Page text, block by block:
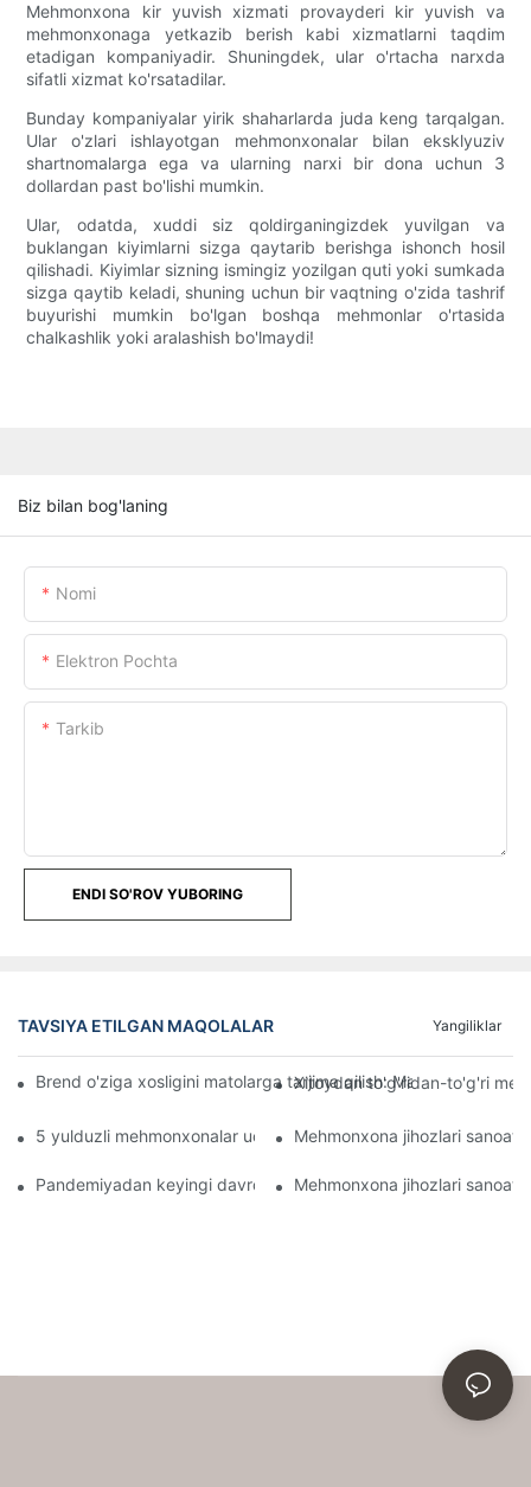
Mehmonxona kir yuvish xizmati provayderi kir yuvish va
mehmonxonaga yetkazib berish kabi xizmatlarni taqdim
etadigan kompaniyadir. Shuningdek, ular o'rtacha narxda
sifatli xizmat ko'rsatadilar.
Bunday kompaniyalar yirik shaharlarda juda keng tarqalgan.
Ular o'zlari ishlayotgan mehmonxonalar bilan eksklyuziv
shartnomalarga ega va ularning narxi bir dona uchun 3
dollardan past bo'lishi mumkin.
Ular, odatda, xuddi siz qoldirganingizdek yuvilgan va
buklangan kiyimlarni sizga qaytarib berishga ishonch hosil
qilishadi. Kiyimlar sizning ismingiz yozilgan quti yoki sumkada
sizga qaytib keladi, shuning uchun bir vaqtning o'zida tashrif
buyurishi mumkin bo'lgan boshqa mehmonlar o'rtasida
chalkashlik yoki aralashish bo'lmaydi!
Biz bilan bog'laning
Nomi
Elektron Pochta
Tarkib
ENDI SO'ROV YUBORING
TAVSIYA ETILGAN MAQOLALAR Yangiliklar
Brend o'ziga xosligini matolarga tarjima qilish: Maxsus
Xitoydan to'g'ridan-to'g'ri
5 yulduzli mehmonxonalar uchun yuqori samarali
Mehmonxona jihozlari
Pandemiyadan keyingi davrda mehmonxona jihozlari
Mehmonxona jihozlari